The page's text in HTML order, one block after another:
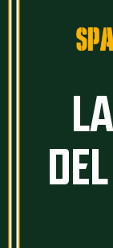
Inicio